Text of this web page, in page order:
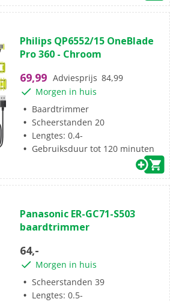
van
de
sterren.
350
beoordelingen
Philips QP6552/15 OneBlade
Pro 360 - Chroom
69,99 Adviesprijs 84,99
Morgen in huis
Baardtrimmer
Scheerstanden 20
Lengtes: 0.4-
Gebruiksduur tot 120 minuten
van
de
sterren.
Panasonic ER-GC71-S503
baardtrimmer
64,-
Morgen in huis
Scheerstanden 39
Lengtes: 0.5-